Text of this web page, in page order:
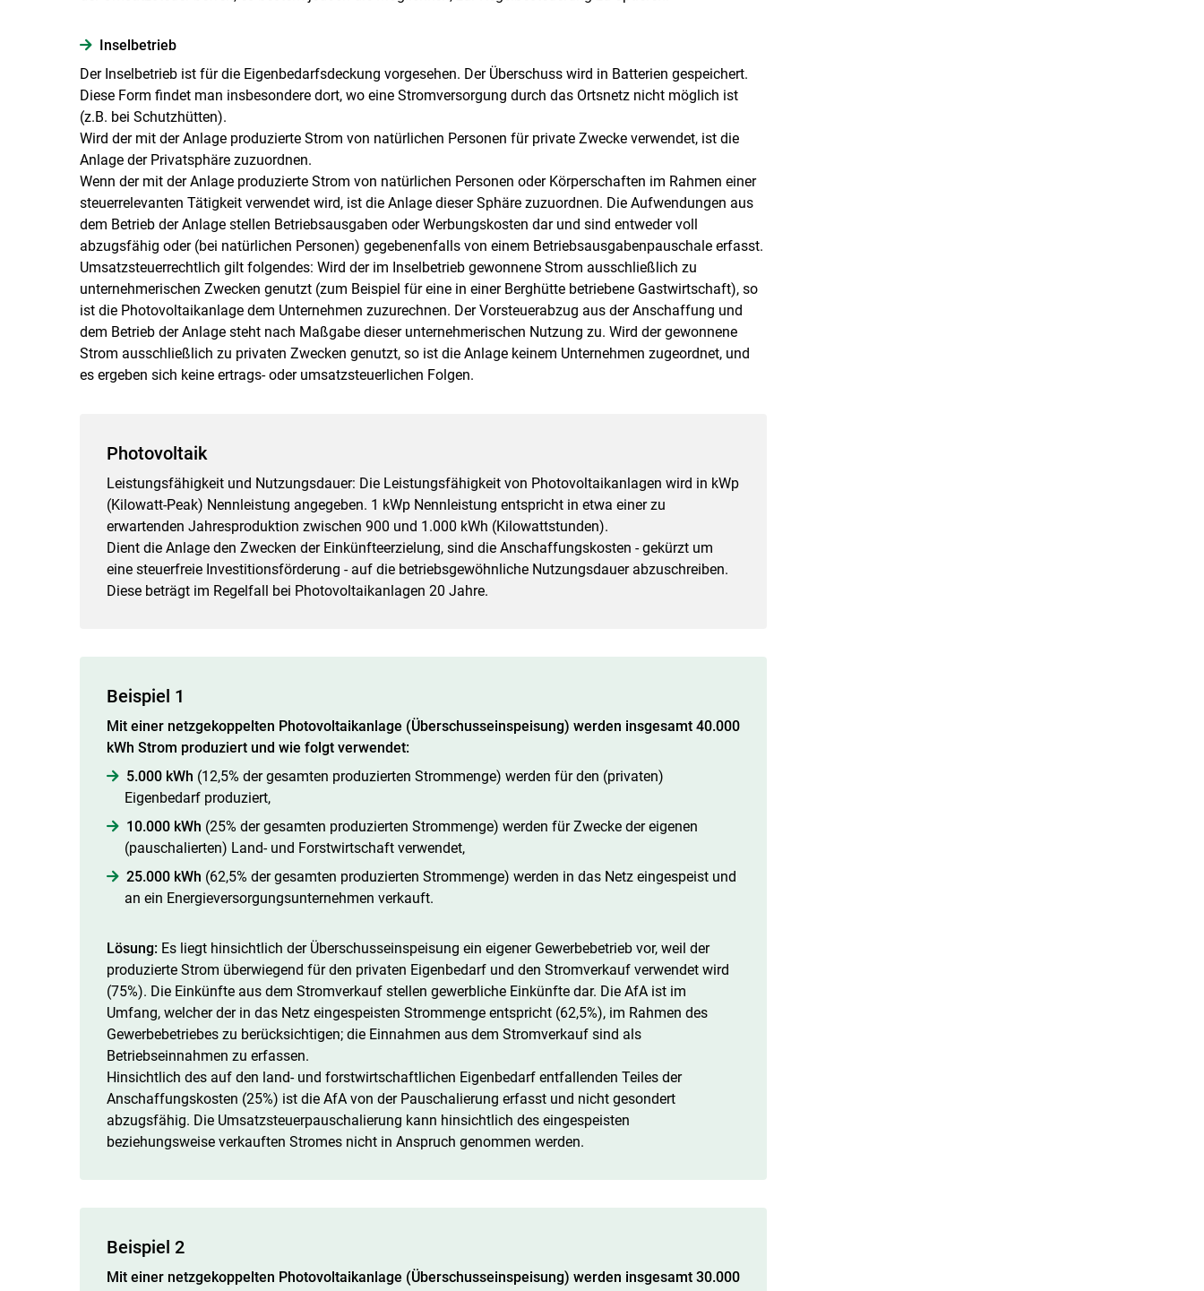
Inselbetrieb
Der Inselbetrieb ist für die Eigenbedarfsdeckung vorgesehen. Der Überschuss wird in Batterien gespeichert.
Diese Form findet man insbesondere dort, wo eine Stromversorgung durch das Ortsnetz nicht möglich ist
(z.B. bei Schutzhütten).
Wird der mit der Anlage produzierte Strom von natürlichen Personen für private Zwecke verwendet, ist die
Anlage der Privatsphäre zuzuordnen.
Wenn der mit der Anlage produzierte Strom von natürlichen Personen oder Körperschaften im Rahmen einer
steuerrelevanten Tätigkeit verwendet wird, ist die Anlage dieser Sphäre zuzuordnen. Die Aufwendungen aus
dem Betrieb der Anlage stellen Betriebsausgaben oder Werbungskosten dar und sind entweder voll
abzugsfähig oder (bei natürlichen Personen) gegebenenfalls von einem Betriebsausgabenpauschale erfasst.
Umsatzsteuerrechtlich gilt folgendes: Wird der im Inselbetrieb gewonnene Strom ausschließlich zu
unternehmerischen Zwecken genutzt (zum Beispiel für eine in einer Berghütte betriebene Gastwirtschaft), so
ist die Photovoltaikanlage dem Unternehmen zuzurechnen. Der Vorsteuerabzug aus der Anschaffung und
dem Betrieb der Anlage steht nach Maßgabe dieser unternehmerischen Nutzung zu. Wird der gewonnene
Strom ausschließlich zu privaten Zwecken genutzt, so ist die Anlage keinem Unternehmen zugeordnet, und
es ergeben sich keine ertrags- oder umsatzsteuerlichen Folgen.
Photovoltaik
Leistungsfähigkeit und Nutzungsdauer: Die Leistungsfähigkeit von Photovoltaikanlagen wird in kWp
(Kilowatt-Peak) Nennleistung angegeben. 1 kWp Nennleistung entspricht in etwa einer zu
erwartenden Jahresproduktion zwischen 900 und 1.000 kWh (Kilowattstunden).
Dient die Anlage den Zwecken der Einkünfteerzielung, sind die Anschaffungskosten - gekürzt um
eine steuerfreie Investitionsförderung - auf die betriebsgewöhnliche Nutzungsdauer abzuschreiben.
Diese beträgt im Regelfall bei Photovoltaikanlagen 20 Jahre.
Beispiel 1
Mit einer netzgekoppelten Photo­voltaikanlage (Überschusseinspeisung) werden insgesamt 40.000
kWh Strom produziert und wie folgt verwendet:
5.000 kWh (12,5% der gesamten produzierten Strommenge) werden für den (privaten)
Eigenbedarf produziert,
10.000 kWh (25% der gesamten produzierten Strommenge) werden für Zwecke der eigenen
(pauschalierten) Land- und Forstwirtschaft verwendet,
25.000 kWh (62,5% der gesamten produzierten Strommenge) werden in das Netz eingespeist und
an ein Energieversorgungsunternehmen verkauft.
Lösung: Es liegt hinsichtlich der Überschusseinspeisung ein eigener Gewerbebetrieb vor, weil der
produzierte Strom überwiegend für den privaten Eigenbedarf und den Stromverkauf verwendet wird
(75%). Die Einkünfte aus dem Stromverkauf stellen gewerbliche Einkünfte dar. Die AfA ist im
Umfang, welcher der in das Netz eingespeisten Strommenge entspricht (62,5%), im Rahmen des
Gewerbebetriebes zu berücksichtigen; die Einnahmen aus dem Stromverkauf sind als
Betriebseinnahmen zu erfassen.
Hinsichtlich des auf den land- und forstwirtschaftlichen Eigenbedarf entfallenden Teiles der
Anschaffungskosten (25%) ist die AfA von der Pauschalierung erfasst und nicht gesondert
abzugsfähig. Die Umsatzsteuerpauschalierung kann hinsichtlich des eingespeisten
beziehungsweise verkauften Stromes nicht in Anspruch genommen werden.
Beispiel 2
Mit einer netzgekoppelten Photovoltaikanlage (Überschusseinspeisung) werden insgesamt 30.000